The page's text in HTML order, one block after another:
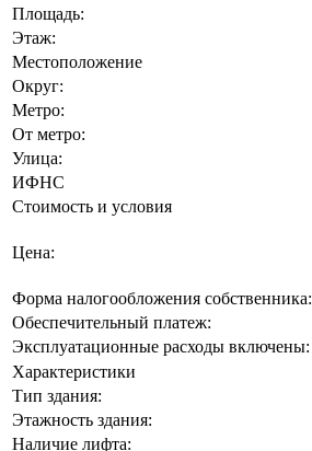
Площадь:
Этаж:
Местоположение
Округ:
Метро:
От метро:
Улица:
ИФНС
Стоимость и условия
Цена:
Форма налогообложения собственника:
Обеспечительный платеж:
Эксплуатационные расходы включены:
Характеристики
Тип здания:
Этажность здания:
Наличие лифта: